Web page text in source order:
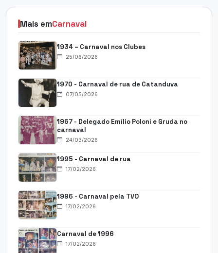
Mais emCarnaval
1934 – Carnaval nos Clubes
25/06/2026
1970 - Carnaval de rua de Catanduva
07/05/2026
1967 - Delegado Emílio Poloni e Gruda no
carnaval
24/03/2026
1995 - Carnaval de rua
17/02/2026
1996 - Carnaval pela TVO
17/02/2026
Carnaval de 1996
17/02/2026